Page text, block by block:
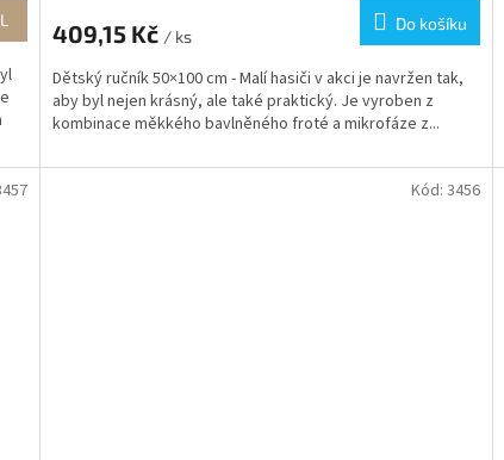
409,15 Kč / ks
Do košíku
Dětský ručník 50×100 cm - Malí hasiči v akci je navržen tak,
aby byl nejen krásný, ale také praktický. Je vyroben z
kombinace měkkého bavlněného froté a mikrofáze z...
Kód: 3456